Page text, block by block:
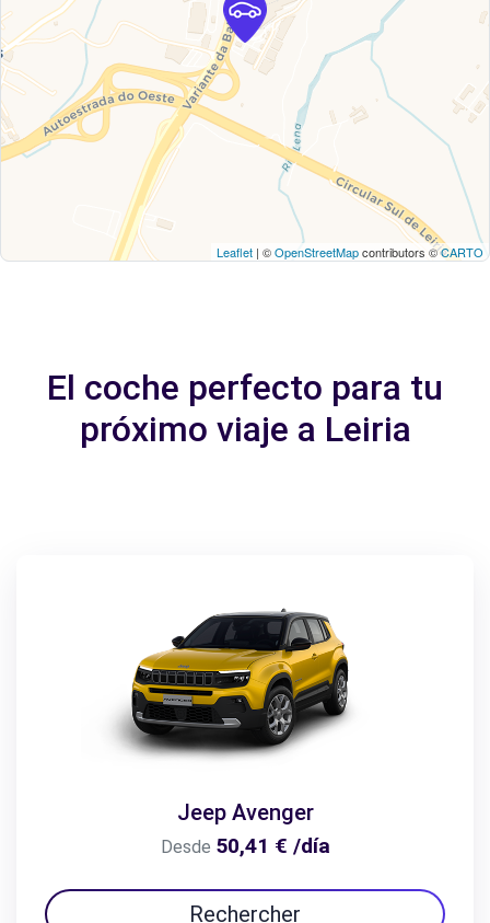
Leaflet | ©OpenStreetMapcontributors ©CARTO
El coche perfecto para tu
próximo viaje a Leiria
Jeep Avenger
Desde 50,41 € /día
Rechercher